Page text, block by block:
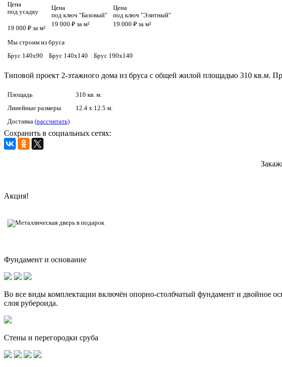
Цена
под усадку
19 000 ₽ за м²
Цена
под ключ "Базовый"
19 000 ₽ за м²
Цена
под ключ "Элитный"
19 000 ₽ за м²
Мы строим из бруса
Брус 140х90
Брус 140х140 Брус 190х140
Типовой проект 2-этажного дома из бруса с общей жилой площадью 310 кв.м.
Площадь
310 кв. м.
Линейные размеры
12.4 x 12.5 м.
Доставка (рассчитать)
Сохранить в социальных сетях:
Акция!
Фундамент и основание
Во все виды комплектации включён опорно-столбчатый фундамент и двойное
слоя рубероида.
Стены и перегородки сруба